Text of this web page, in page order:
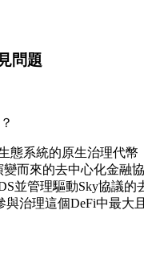
問題
態系統的原生治理代
變而來的去中心化金融
並管理驅動Sky協議的
與治理這個DeFi中最大